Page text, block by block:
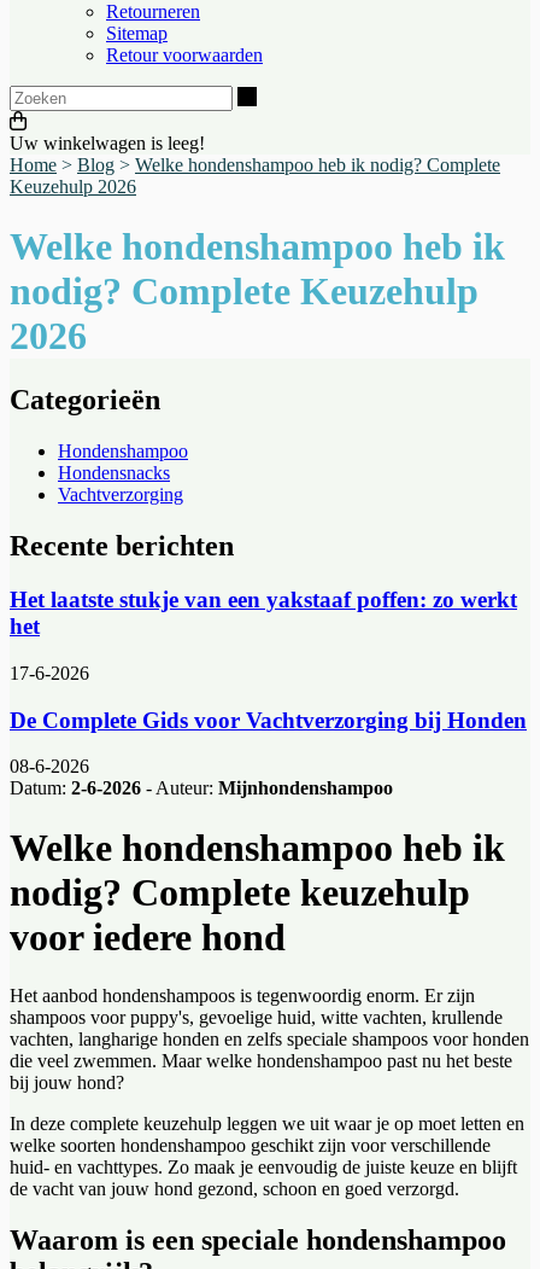
Retourneren
Sitemap
Retour voorwaarden
Uw winkelwagen is leeg!
Home > Blog > Welke hondenshampoo heb ik nodig? Complete
Keuzehulp 2026
Welke hondenshampoo heb ik
nodig? Complete Keuzehulp
2026
Categorieën
Hondenshampoo
Hondensnacks
Vachtverzorging
Recente berichten
Het laatste stukje van een yakstaaf poffen: zo werkt
het
17-6-2026
De Complete Gids voor Vachtverzorging bij Honden
08-6-2026
Datum: 2-6-2026 - Auteur: Mijnhondenshampoo
Welke hondenshampoo heb ik
nodig? Complete keuzehulp
voor iedere hond
Het aanbod hondenshampoos is tegenwoordig enorm. Er zijn
shampoos voor puppy's, gevoelige huid, witte vachten, krullende
vachten, langharige honden en zelfs speciale shampoos voor honden
die veel zwemmen. Maar welke hondenshampoo past nu het beste
bij jouw hond?
In deze complete keuzehulp leggen we uit waar je op moet letten en
welke soorten hondenshampoo geschikt zijn voor verschillende
huid- en vachttypes. Zo maak je eenvoudig de juiste keuze en blijft
de vacht van jouw hond gezond, schoon en goed verzorgd.
Waarom is een speciale hondenshampoo